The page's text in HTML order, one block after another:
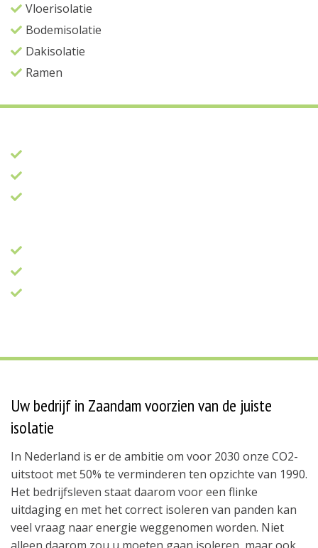
Vloerisolatie
Bodemisolatie
Dakisolatie
Ramen
Uw bedrijf in Zaandam voorzien van de juiste
isolatie
In Nederland is er de ambitie om voor 2030 onze CO2-
uitstoot met 50% te verminderen ten opzichte van 1990.
Het bedrijfsleven staat daarom voor een flinke
uitdaging en met het correct isoleren van panden kan
veel vraag naar energie weggenomen worden. Niet